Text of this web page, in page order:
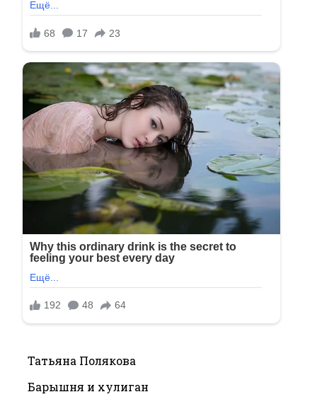
Татьяна Полякова
Барышня и хулиган